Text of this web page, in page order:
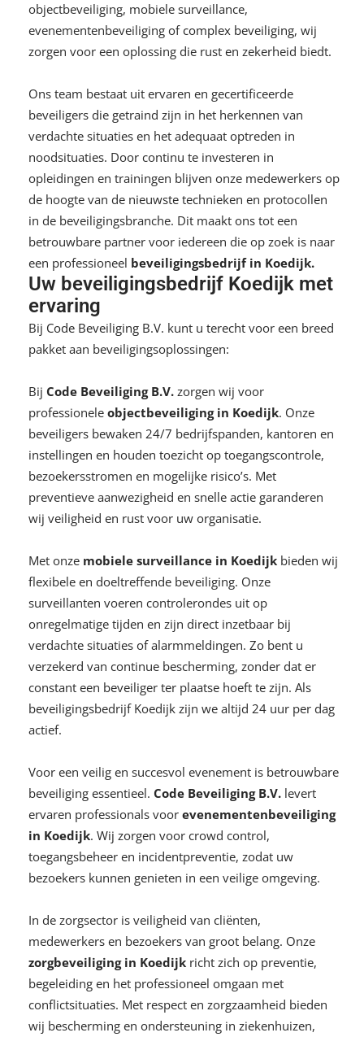
objectbeveiliging, mobiele surveillance,
evenementenbeveiliging ofcomplex beveiliging, wij
zorgen voor een oplossing die rust en zekerheid biedt.
Ons team bestaat uit ervaren en gecertificeerde
beveiligers die getraind zijn in het herkennen van
verdachte situaties en het adequaat optreden in
noodsituaties. Door continu te investeren in
opleidingen en trainingen blijven onze medewerkers op
de hoogte van de nieuwste technieken en protocollen
in de beveiligingsbranche. Dit maakt ons tot een
betrouwbare partner voor iedereen die op zoek is naar
een professioneel beveiligingsbedrijf in Koedijk.
Uw beveiligingsbedrijf Koedijk met
ervaring
Bij Code Beveiliging B.V. kunt u terecht voor een breed
pakket aan beveiligingsoplossingen:
Bij Code Beveiliging B.V. zorgen wij voor
professionele objectbeveiliging in Koedijk. Onze
beveiligers bewaken 24/7 bedrijfspanden, kantoren en
instellingen en houden toezicht op toegangscontrole,
bezoekersstromen en mogelijke risico’s. Met
preventieve aanwezigheid en snelle actie garanderen
wij veiligheid en rust voor uw organisatie.
Met onze mobiele surveillance in Koedijk bieden wij
flexibele en doeltreffende beveiliging. Onze
surveillanten voeren controlerondes uit op
onregelmatige tijden en zijn direct inzetbaar bij
verdachte situaties of alarmmeldingen. Zo bent u
verzekerd van continue bescherming, zonder dat er
constant een beveiliger ter plaatse hoeft te zijn. Als
beveiligingsbedrijf Koedijk zijn we altijd 24 uur per dag
actief.
Voor een veilig en succesvol evenement is betrouwbare
beveiliging essentieel. Code Beveiliging B.V. levert
ervaren professionals voor evenementenbeveiliging
in Koedijk. Wij zorgen voor crowd control,
toegangsbeheer en incidentpreventie, zodat uw
bezoekers kunnen genieten in een veilige omgeving.
In de zorgsector is veiligheid van cliënten,
medewerkers en bezoekers van groot belang. Onze
zorgbeveiliging in Koedijk richt zich op preventie,
begeleiding en het professioneel omgaan met
conflictsituaties. Met respect en zorgzaamheid bieden
wij bescherming en ondersteuning in ziekenhuizen,